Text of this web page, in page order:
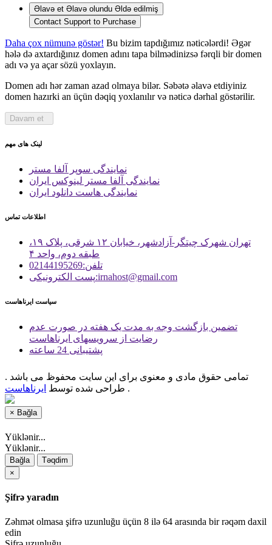
Əlavə et Əlavə olundu Əldə edilmiş
Contact Support to Purchase
Daha çox nümunə göstər! Bu bizim tapdığımız nəticələrdi! Əgər
hələ də axtardığınız domen adını tapa bilmədinizsə fərqli bir domen
adı və ya açar sözü yoxlayın.
Domen adı hər zaman azad olmaya bilər. Səbətə əlavə etdiyiniz
domen hazırki an üçün dəqiq yoxlanılır və nəticə dərhal göstərilir.
لینک های مهم
نمایندگی سوپر آلفا مستر
نمایندگی آلفا مستر لینوکس ایران
نمایندگی هاست دانلود ایران
اطلاعات تماس
تهران شهرک چیتگر-آزادشهر، خیابان ۱۲ شرقی، پلاک ۱۹،
طبقه دوم، واحد ۴
تلفن:02144195269
پست الكترونیكی:irnahost@gmail.com
سیاست ایرناهاست
تضمین بازگشت وجه به مدت یک هفته در صورت عدم
رضایت از سرویسهای ایرناهاست
پشتیبانی 24 ساعته
تمامی حقوق مادی و معنوی برای این سایت محفوظ می باشد .
طراحی شده توسط ایرناهاست .
× Bağla
Yüklənir...
Yüklənir...
Bağla
Təqdim
×
Şifrə yaradın
Zəhmət olmasa şifrə uzunluğu üçün 8 ilə 64 arasında bir rəqəm daxil
edin